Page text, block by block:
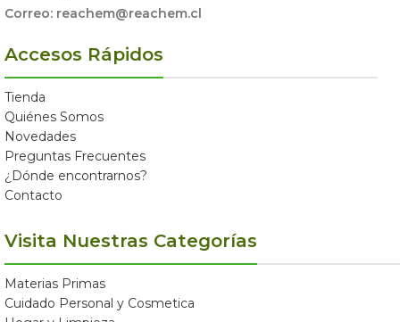
Correo: reachem@reachem.cl
Accesos Rápidos
Tienda
Quiénes Somos
Novedades
Preguntas Frecuentes
¿Dónde encontrarnos?
Contacto
Visita Nuestras Categorías
Materias Primas
Cuidado Personal y Cosmetica